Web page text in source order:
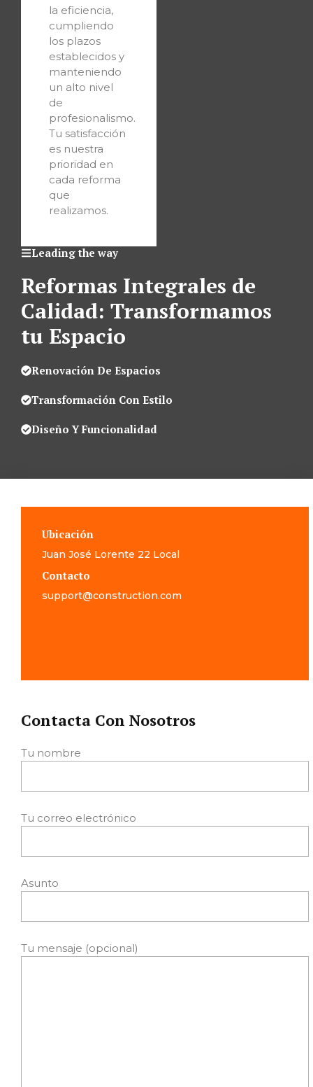
Leading the way
Reformas Integrales de
Calidad: Transformamos
tu Espacio
Renovación De Espacios
Transformación Con Estilo
Diseño Y Funcionalidad
la eficiencia,
cumpliendo
los plazos
establecidos y
manteniendo
un alto nivel
de
profesionalismo.
Tu satisfacción
es nuestra
prioridad en
cada reforma
que
realizamos.
Ubicación
Juan José Lorente 22 Local
Contacto
support@construction.com
Contacta Con Nosotros
Tu nombre
Tu correo electrónico
Asunto
Tu mensaje (opcional)